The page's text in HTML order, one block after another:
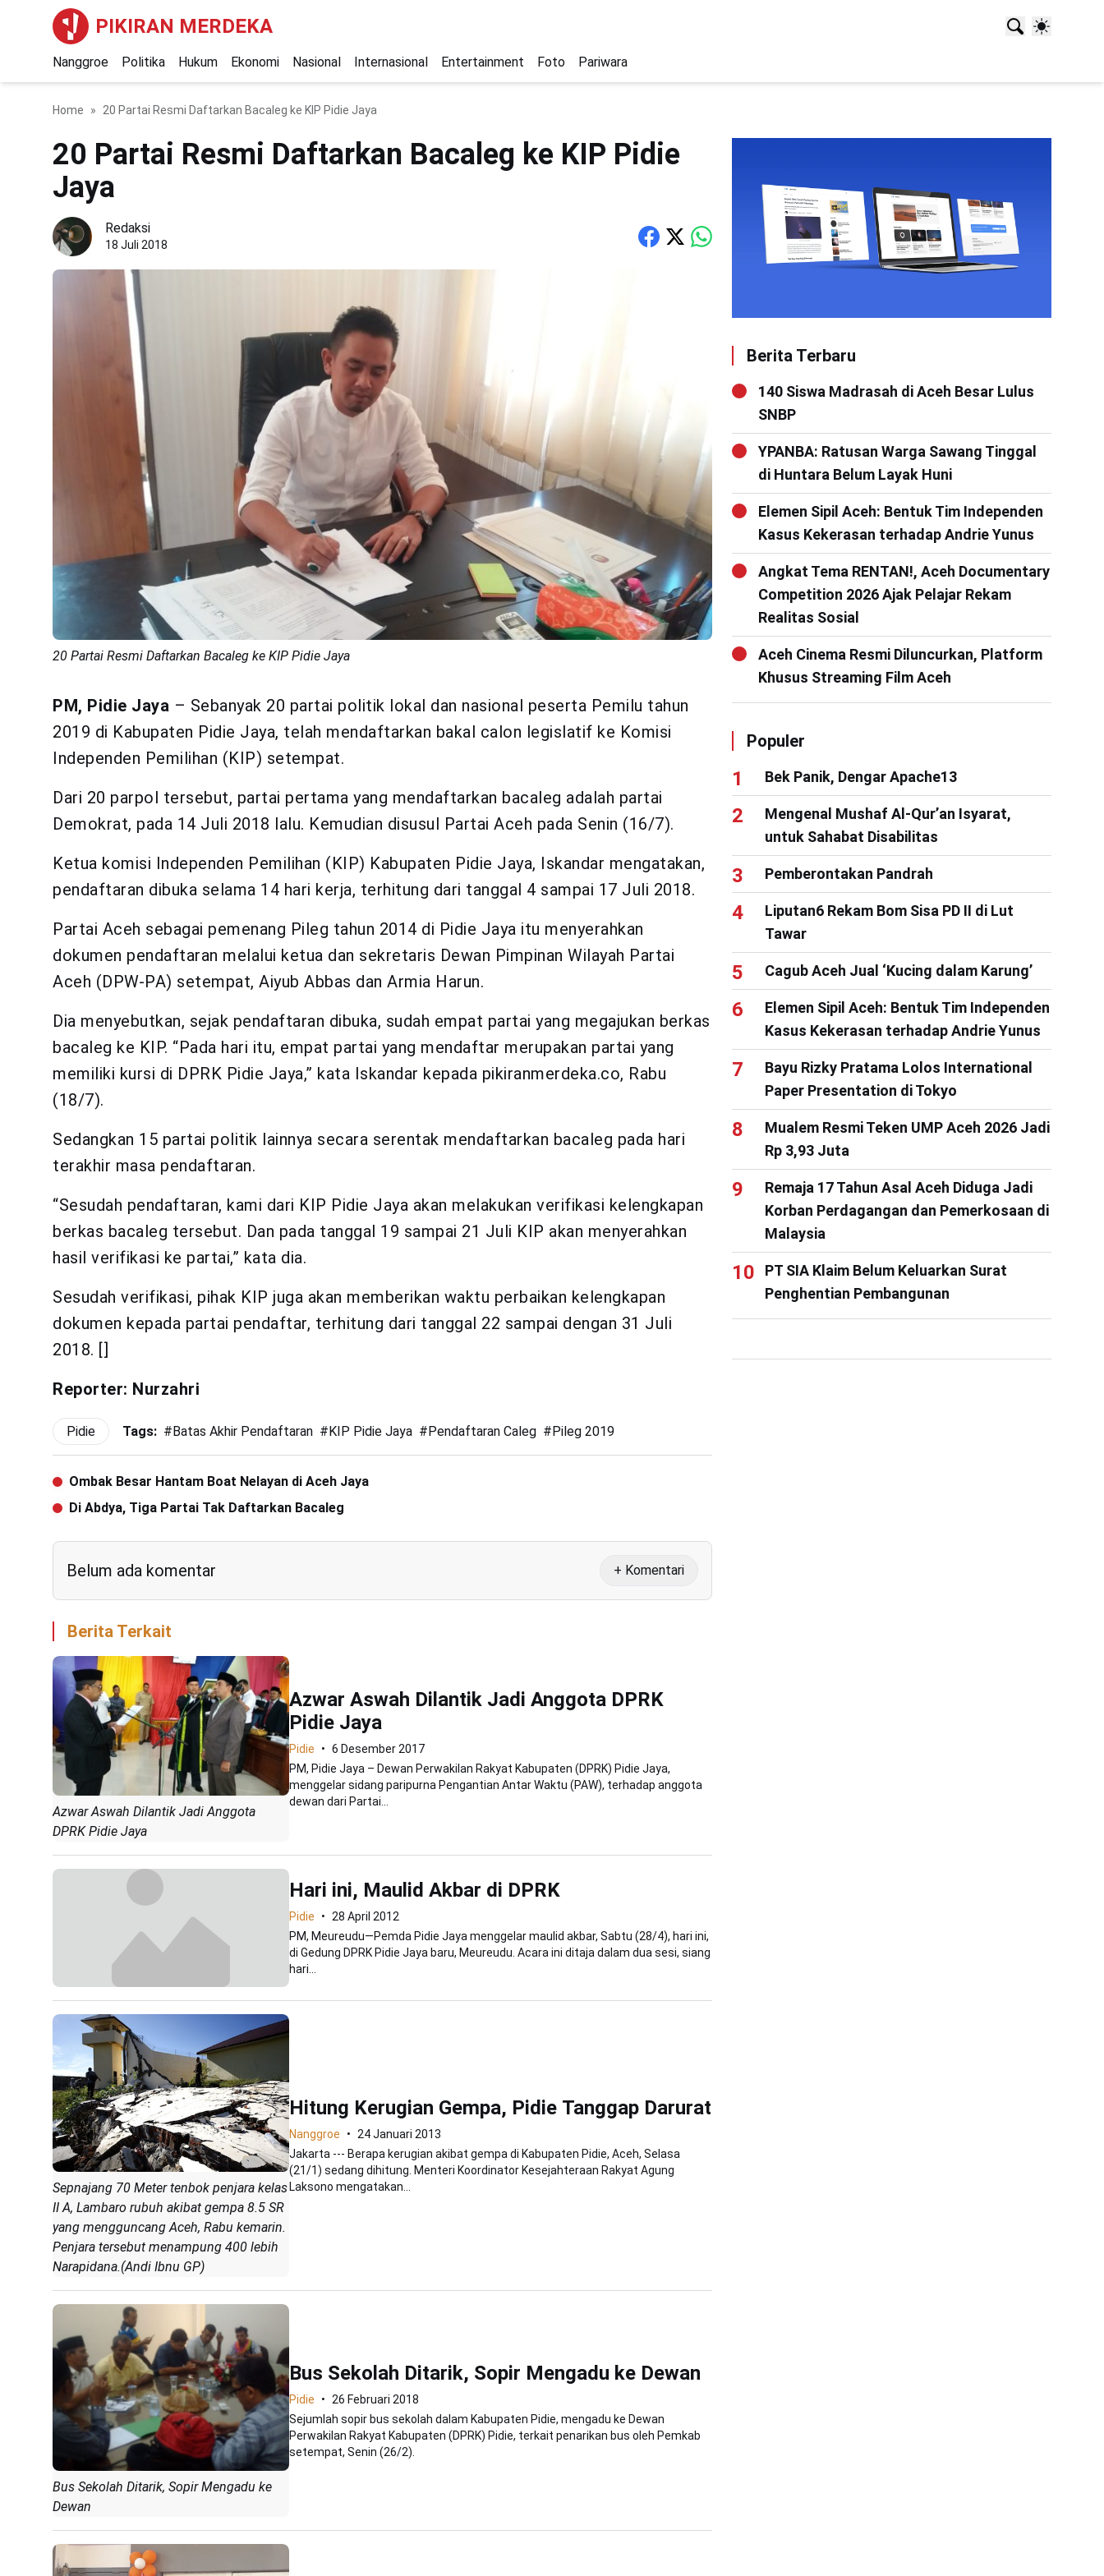
PIKIRAN MERDEKA
Nanggroe Politika Hukum Ekonomi Nasional Internasional Entertainment Foto Pariwara
Home 20 Partai Resmi Daftarkan Bacaleg ke KIP Pidie Jaya
20 Partai Resmi Daftarkan Bacaleg ke KIP Pidie
Jaya
Redaksi
18 Juli 2018
20 Partai Resmi Daftarkan Bacaleg ke KIP Pidie Jaya
PM, Pidie Jaya – Sebanyak 20 partai politik lokal dan nasional peserta Pemilu tahun
2019 di Kabupaten Pidie Jaya, telah mendaftarkan bakal calon legislatif ke Komisi
Independen Pemilihan (KIP) setempat.
Dari 20 parpol tersebut, partai pertama yang mendaftarkan bacaleg adalah partai
Demokrat, pada 14 Juli 2018 lalu. Kemudian disusul Partai Aceh pada Senin (16/7).
Ketua komisi Independen Pemilihan (KIP) Kabupaten Pidie Jaya, Iskandar mengatakan,
pendaftaran dibuka selama 14 hari kerja, terhitung dari tanggal 4 sampai 17 Juli 2018.
Partai Aceh sebagai pemenang Pileg tahun 2014 di Pidie Jaya itu menyerahkan
dokumen pendaftaran melalui ketua dan sekretaris Dewan Pimpinan Wilayah Partai
Aceh (DPW-PA) setempat, Aiyub Abbas dan Armia Harun.
Dia menyebutkan, sejak pendaftaran dibuka, sudah empat partai yang megajukan berkas
bacaleg ke KIP. “Pada hari itu, empat partai yang mendaftar merupakan partai yang
memiliki kursi di DPRK Pidie Jaya,” kata Iskandar kepada pikiranmerdeka.co, Rabu
(18/7).
Sedangkan 15 partai politik lainnya secara serentak mendaftarkan bacaleg pada hari
terakhir masa pendaftaran.
“Sesudah pendaftaran, kami dari KIP Pidie Jaya akan melakukan verifikasi kelengkapan
berkas bacaleg tersebut. Dan pada tanggal 19 sampai 21 Juli KIP akan menyerahkan
hasil verifikasi ke partai,” kata dia.
Sesudah verifikasi, pihak KIP juga akan memberikan waktu perbaikan kelengkapan
dokumen kepada partai pendaftar, terhitung dari tanggal 22 sampai dengan 31 Juli
2018. []
Reporter: Nurzahri
Pidie Tags: # Batas Akhir Pendaftaran # KIP Pidie Jaya # Pendaftaran Caleg # Pileg 2019
Ombak Besar Hantam Boat Nelayan di Aceh Jaya
Di Abdya, Tiga Partai Tak Daftarkan Bacaleg
Belum ada komentar + Komentari
Berita Terkait
Azwar Aswah Dilantik Jadi Anggota
DPRK Pidie Jaya
Azwar Aswah Dilantik Jadi Anggota DPRK
Pidie Jaya
Pidie
6 Desember 2017
PM, Pidie Jaya – Dewan Perwakilan Rakyat Kabupaten (DPRK) Pidie Jaya,
menggelar sidang paripurna Pengantian Antar Waktu (PAW), terhadap anggota
dewan dari Partai...
Hari ini, Maulid Akbar di DPRK
Pidie
28 April 2012
PM, Meureudu—Pemda Pidie Jaya menggelar maulid akbar, Sabtu (28/4), hari ini,
di Gedung DPRK Pidie Jaya baru, Meureudu. Acara ini ditaja dalam dua sesi, siang
hari...
Sepnajang 70 Meter tenbok penjara kelas
II A, Lambaro rubuh akibat gempa 8.5 SR
yang mengguncang Aceh, Rabu kemarin.
Penjara tersebut menampung 400 lebih
Narapidana.(Andi Ibnu GP)
Hitung Kerugian Gempa, Pidie Tanggap Darurat
Nanggroe
24 Januari 2013
Jakarta --- Berapa kerugian akibat gempa di Kabupaten Pidie, Aceh, Selasa
(21/1) sedang dihitung. Menteri Koordinator Kesejahteraan Rakyat Agung
Laksono mengatakan...
Bus Sekolah Ditarik, Sopir Mengadu ke
Dewan
Bus Sekolah Ditarik, Sopir Mengadu ke Dewan
Pidie
26 Februari 2018
Sejumlah sopir bus sekolah dalam Kabupaten Pidie, mengadu ke Dewan
Perwakilan Rakyat Kabupaten (DPRK) Pidie, terkait penarikan bus oleh Pemkab
setempat, Senin (26/2).
Berita Terbaru
140 Siswa Madrasah di Aceh Besar Lulus
SNBP
YPANBA: Ratusan Warga Sawang Tinggal
di Huntara Belum Layak Huni
Elemen Sipil Aceh: Bentuk Tim Independen
Kasus Kekerasan terhadap Andrie Yunus
Angkat Tema RENTAN!, Aceh Documentary
Competition 2026 Ajak Pelajar Rekam
Realitas Sosial
Aceh Cinema Resmi Diluncurkan, Platform
Khusus Streaming Film Aceh
Populer
Bek Panik, Dengar Apache13
Mengenal Mushaf Al-Qur’an Isyarat,
untuk Sahabat Disabilitas
Pemberontakan Pandrah
Liputan6 Rekam Bom Sisa PD II di Lut
Tawar
Cagub Aceh Jual ‘Kucing dalam Karung’
Elemen Sipil Aceh: Bentuk Tim Independen
Kasus Kekerasan terhadap Andrie Yunus
Bayu Rizky Pratama Lolos International
Paper Presentation di Tokyo
Mualem Resmi Teken UMP Aceh 2026 Jadi
Rp 3,93 Juta
Remaja 17 Tahun Asal Aceh Diduga Jadi
Korban Perdagangan dan Pemerkosaan di
Malaysia
PT SIA Klaim Belum Keluarkan Surat
Penghentian Pembangunan